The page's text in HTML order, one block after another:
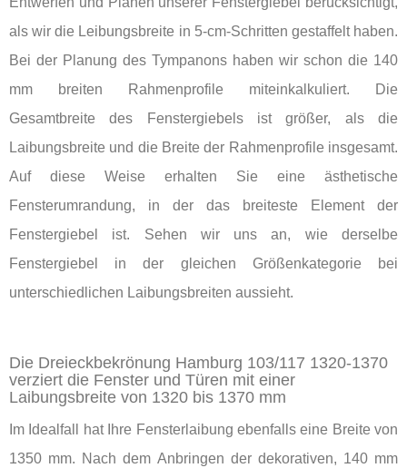
als wir die Leibungsbreite in 5-cm-Schritten gestaffelt haben.
Bei der Planung des Tympanons haben wir schon die 140
mm breiten Rahmenprofile miteinkalkuliert. Die
Gesamtbreite des Fenstergiebels ist größer, als die
Laibungsbreite und die Breite der Rahmenprofile insgesamt.
Auf diese Weise erhalten Sie eine ästhetische
Fensterumrandung, in der das breiteste Element der
Fenstergiebel ist. Sehen wir uns an, wie derselbe
Fenstergiebel in der gleichen Größenkategorie bei
unterschiedlichen Laibungsbreiten aussieht.
Die Dreieckbekrönung Hamburg 103/117 1320-1370
verziert die Fenster und Türen mit einer
Laibungsbreite von 1320 bis 1370 mm
Im Idealfall hat Ihre Fensterlaibung ebenfalls eine Breite von
1350 mm. Nach dem Anbringen der dekorativen, 140 mm